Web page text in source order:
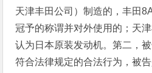
天津丰田公司）制造的，丰田
冠予的称谓并对外使用的；天
认为日本原装发动机。第二，
符合法律规定的合法行为，被